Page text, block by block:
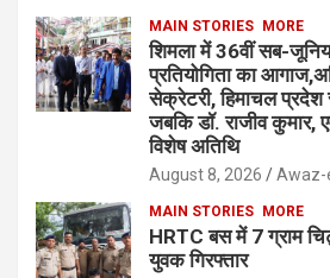
MAIN STORIES MORE
शिमला में 36वीं सब-
प्रतियोगिता का
सेक्रेटरी, हिमाचल प्रदेश
जबकि डॉ. राजीव कुमार,
विशेष अतिथि
August 8, 2026 Awaz-
MAIN STORIES MORE
HRTC बस में 7 ग्राम
युवक गिरफ्तार